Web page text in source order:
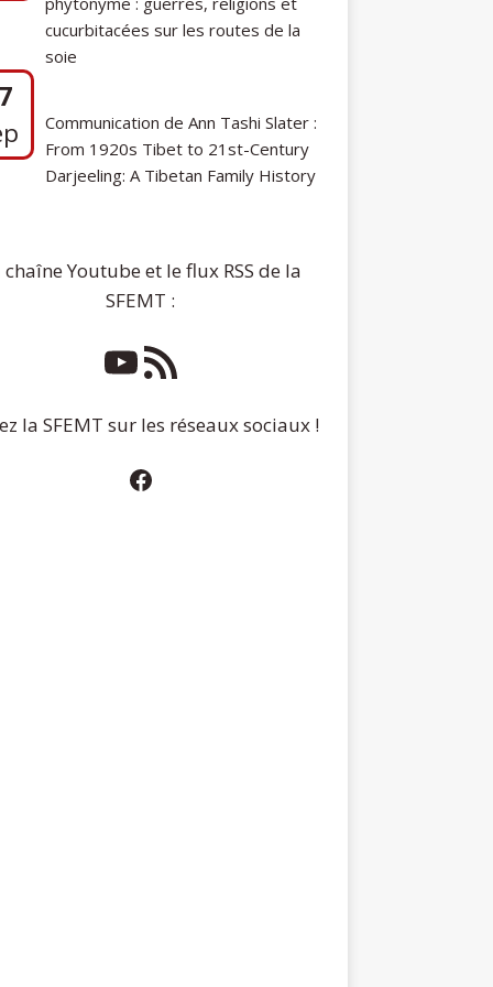
cucurbitacées sur les routes de la
soie
Communication de Ann Tashi Slater :
From 1920s Tibet to 21st-Century
Darjeeling: A Tibetan Family History
chaîne Youtube et le flux RSS de la
SFEMT :
la SFEMT sur les réseaux sociaux !